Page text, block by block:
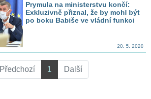
Prymula na ministerstvu končí:
Exkluzivně přiznal, že by mohl být
po boku Babiše ve vládní funkci
20. 5. 2020
Předchozí 1 Další